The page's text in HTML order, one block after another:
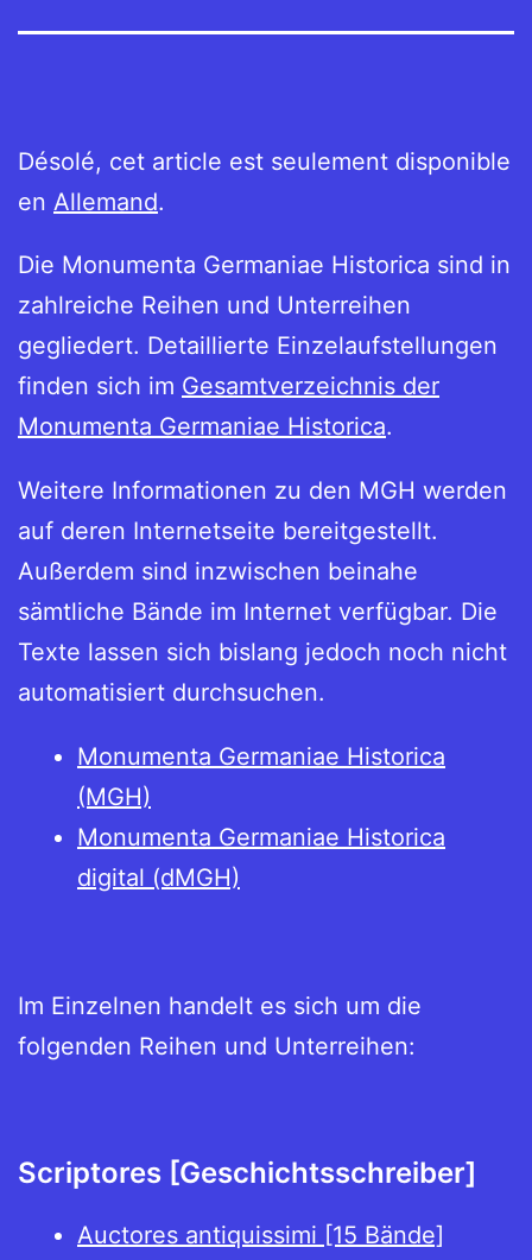
Désolé, cet article est seulement disponible
en Allemand.
Die Monumenta Germaniae Historica sind in
zahlreiche Reihen und Unterreihen
gegliedert. Detaillierte Einzelaufstellungen
finden sich im Gesamtverzeichnis der
Monumenta Germaniae Historica.
Weitere Informationen zu den MGH werden
auf deren Internetseite bereitgestellt.
Außerdem sind inzwischen beinahe
sämtliche Bände im Internet verfügbar. Die
Texte lassen sich bislang jedoch noch nicht
automatisiert durchsuchen.
Monumenta Germaniae Historica
(MGH)
Monumenta Germaniae Historica
digital (dMGH)
Im Einzelnen handelt es sich um die
folgenden Reihen und Unterreihen:
Scriptores [Geschichtsschreiber]
Auctores antiquissimi [15 Bände]